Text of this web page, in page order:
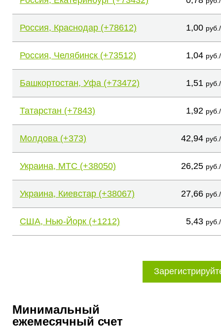
Россия, Краснодар (+78612) 1,00
Россия, Челябинск (+73512) 1,04
Башкортостан, Уфа (+73472) 1,51
Татарстан (+7843) 1,92
Молдова (+373) 42,94
Украина, МТС (+38050) 26,25
Украина, Киевстар (+38067) 27,66
США, Нью-Йорк (+1212) 5,43
Минимальный
ежемесячный счет